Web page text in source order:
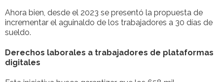
Ahora bien, desde el 2023 se presentó la propuesta de
incrementar el aguinaldo de los trabajadores a 30 días de
sueldo.
Derechos laborales a trabajadores de plataformas
digitales